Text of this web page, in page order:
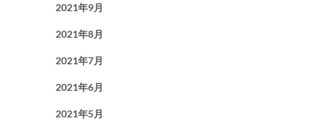
2021年9月
2021年8月
2021年7月
2021年6月
2021年5月